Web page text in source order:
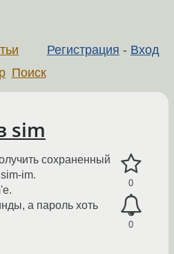
Регистрация - Вход
Поиск
sim
0
0
сохраненный
im.
а пароль хоть